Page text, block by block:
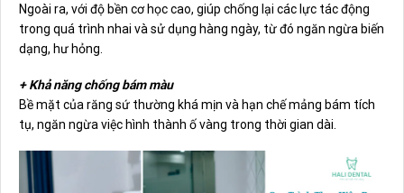
Ngoài ra, với độ bền cơ học cao, giúp chống lại các lực tác động
trong quá trình nhai và sử dụng hàng ngày, từ đó ngăn ngừa biến
dạng, hư hỏng.
+ Khả năng chống bám màu
Bề mặt của răng sứ thường khá mịn và hạn chế mảng bám tích
tụ, ngăn ngừa việc hình thành ố vàng trong thời gian dài.